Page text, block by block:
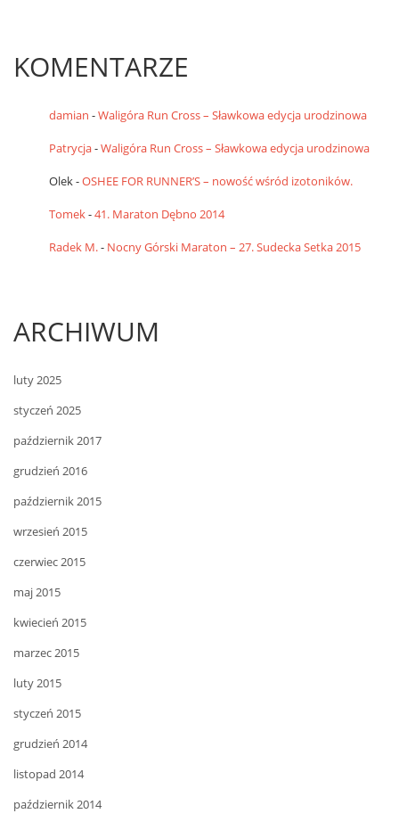
KOMENTARZE
damian -Waligóra Run Cross – Sławkowa edycja urodzinowa
Patrycja-Waligóra Run Cross – Sławkowa edycja urodzinowa
Olek-OSHEE FOR RUNNER’S – nowość wśród izotoników.
Tomek-41. Maraton Dębno 2014
Radek M.- Nocny Górski Maraton – 27. Sudecka Setka 2015
ARCHIWUM
luty 2025
styczeń 2025
październik 2017
grudzień 2016
październik 2015
wrzesień 2015
czerwiec 2015
maj 2015
kwiecień 2015
marzec 2015
luty 2015
styczeń 2015
grudzień 2014
listopad 2014
październik 2014